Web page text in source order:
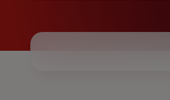
Jeudi : 09h – 13h / 14h – 17h30